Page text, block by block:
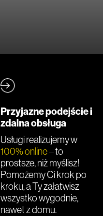
Przyjazne podejście i
zdalna obsługa
Usługi realizujemy w
100% online– to
prostsze, niż myślisz!
Pomożemy Ci krok po
kroku, a Ty załatwisz
wszystko wygodnie,
nawet z domu.